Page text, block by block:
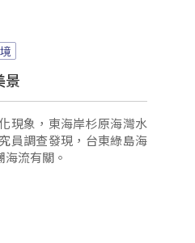
景
現象，東海岸杉原海灣水
員調查發現，台東綠島海
流有關。